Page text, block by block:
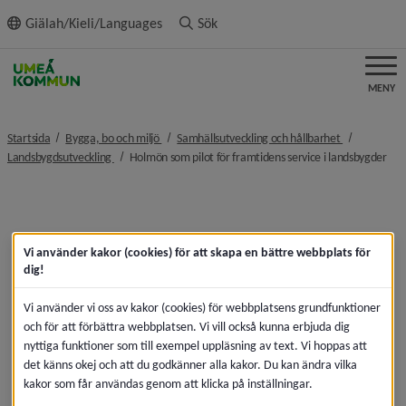
innehållet
Giälah/Kieli/Languages Sök
MENY
Startsida Bygga, bo och miljö nivå i brödsmulenavigeringen
Samhällsutveckling och hållbarhet nivå i
Landsbygdsutveckling nivå i brödsmulenavigeringen
Holmön som pilot för framtidens service i landsbygder
Vi använder kakor (cookies) för att skapa en bättre webbplats för
dig!
Vi använder vi oss av kakor (cookies) för webbplatsens grundfunktioner
och för att förbättra webbplatsen. Vi vill också kunna erbjuda dig
nyttiga funktioner som till exempel uppläsning av text. Vi hoppas att
det känns okej och att du godkänner alla kakor. Du kan ändra vilka
kakor som får användas genom att klicka på inställningar.